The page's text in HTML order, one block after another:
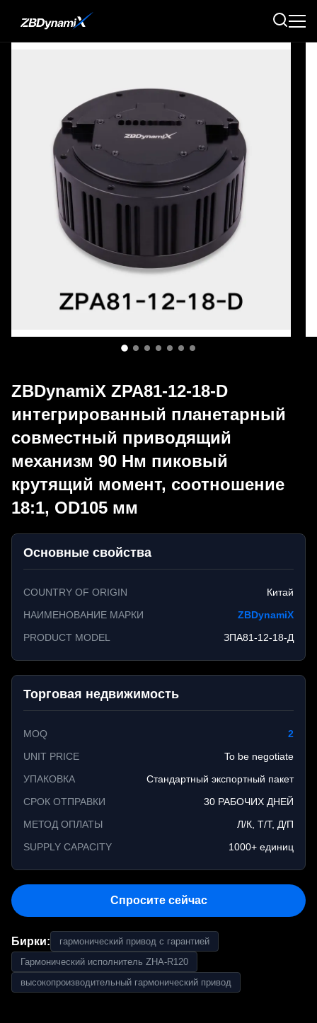
ZBDynamiX ZPA81-12-18-D
интегрированный планетарный
совместный приводящий
механизм 90 Нм пиковый
крутящий момент, соотношение
18:1, OD105 мм
Основные свойства
COUNTRY OF ORIGIN
Китай
НАИМЕНОВАНИЕ МАРКИ
ZBDynamiX
PRODUCT MODEL
ЗПА81-12-18-Д
Торговая недвижимость
MOQ
2
UNIT PRICE
To be negotiate
УПАКОВКА
Стандартный экспортный пакет
СРОК ОТПРАВКИ
30 РАБОЧИХ ДНЕЙ
МЕТОД ОПЛАТЫ
Л/К, Т/Т, Д/П
SUPPLY CAPACITY
1000+ единиц
Спросите сейчас
Бирки:
гармонический привод с гарантией
Гармонический исполнитель ZHA-R120
высокопроизводительный гармонический привод